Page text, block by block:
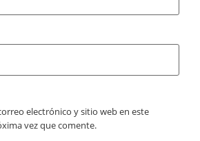
electrónico y sitio web en este
vez que comente.